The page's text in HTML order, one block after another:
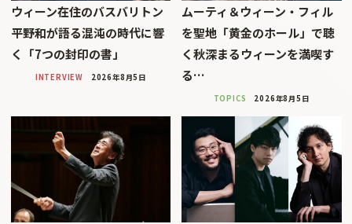
ウィーン在住のバスバリトン
平野和が語る混沌の時代に響
く「7つの封印の書」
INTERVIEW 2026年8月5日
ムーティ＆ウィーン・フィル
を聖地「黄金のホール」で聴
く秋深まるウィーンを満喫す
る…
TOPICS 2026年8月5日